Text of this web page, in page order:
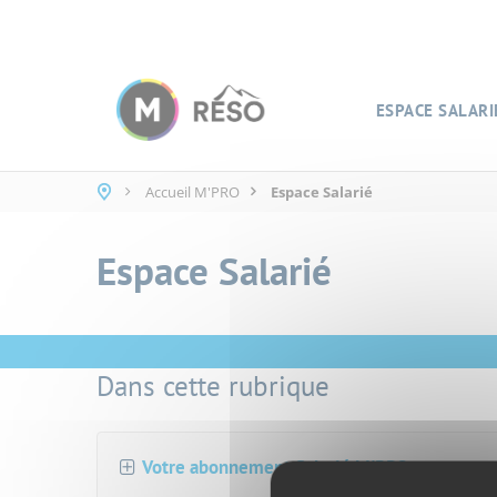
ESPACE
Accueil M'PRO Espace Salarié
Espace Salarié
Dans cette rubrique
Votre abonnement Salarié M'PRO